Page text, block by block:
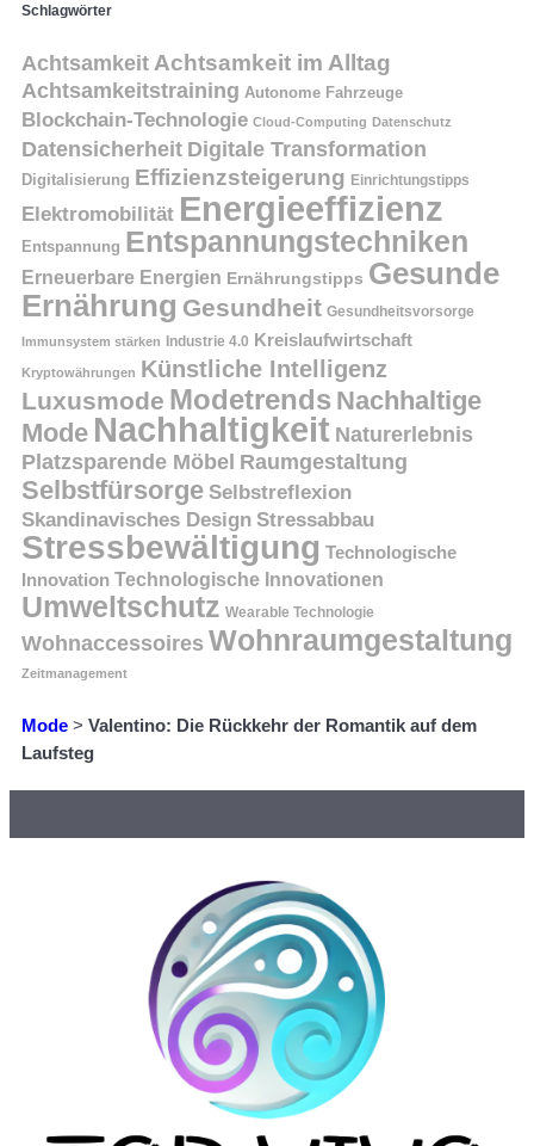
Schlagwörter
AchtsamkeitAchtsamkeit im Alltag
Achtsamkeitstraining Autonome Fahrzeuge
Blockchain-Technologie Cloud-Computing Datenschutz
Datensicherheit Digitale Transformation
Digitalisierung Effizienzsteigerung Einrichtungstipps
Elektromobilität Energieeffizienz
Entspannung Entspannungstechniken
Erneuerbare Energien Ernährungstipps Gesunde
Ernährung Gesundheit Gesundheitsvorsorge
Immunsystem stärken Industrie 4.0 Kreislaufwirtschaft
Kryptowährungen Künstliche Intelligenz
Luxusmode Modetrends Nachhaltige
Mode Nachhaltigkeit Naturerlebnis
Platzsparende Möbel Raumgestaltung
Selbstfürsorge Selbstreflexion
Skandinavisches Design Stressabbau
Stressbewältigung Technologische
Innovation Technologische Innovationen
Umweltschutz Wearable Technologie
Wohnaccessoires Wohnraumgestaltung
Zeitmanagement
Mode > Valentino: Die Rückkehr der Romantik auf dem
Laufsteg